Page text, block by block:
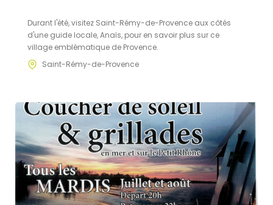
Durant l'été, visitez Saint-Rémy-de-Provence aux côtés
d'une guide locale, Anaïs, pour en savoir plus sur ce
village emblématique de Provence.
Saint-Rémy-de-Provence